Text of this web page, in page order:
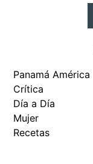
Panamá América
Crítica
Día a Día
Mujer
Recetas